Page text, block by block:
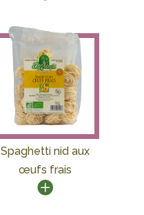
Spaghetti nid aux
œufs frais